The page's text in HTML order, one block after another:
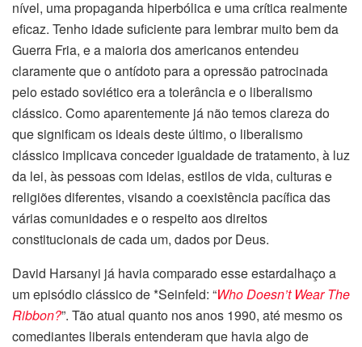
nível, uma propaganda hiperbólica e uma crítica realmente
eficaz. Tenho idade suficiente para lembrar muito bem da
Guerra Fria, e a maioria dos americanos entendeu
claramente que o antídoto para a opressão patrocinada
pelo estado soviético era a tolerância e o liberalismo
clássico. Como aparentemente já não temos clareza do
que significam os ideais deste último, o liberalismo
clássico implicava conceder igualdade de tratamento, à luz
da lei, às pessoas com ideias, estilos de vida, culturas e
religiões diferentes, visando a coexistência pacífica das
várias comunidades e o respeito aos direitos
constitucionais de cada um, dados por Deus.
David Harsanyi já havia comparado esse estardalhaço a
um episódio clássico de *Seinfeld: “Who Doesn’t Wear The
Ribbon?”. Tão atual quanto nos anos 1990, até mesmo os
comediantes liberais entenderam que havia algo de